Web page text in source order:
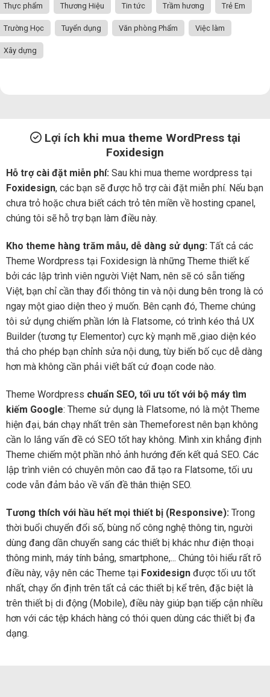
Thực phẩm Thương Hiệu Tin tức Trầm hương Trẻ Em
Trường Học Tuyển dụng Văn phòng Phẩm Việc làm
Xây dựng
Lợi ích khi mua theme WordPress tại
Foxidesign
Hỗ trợ cài đặt miễn phí: Sau khi mua theme wordpress tại
Foxidesign, các bạn sẽ được hỗ trợ cài đặt miễn phí. Nếu bạn
chưa trỏ hoặc chưa biết cách trỏ tên miền về hosting cpanel,
chúng tôi sẽ hỗ trợ bạn làm điều này.
Kho theme hàng trăm mẫu, dễ dàng sử dụng: Tất cả các
Theme Wordpress tại Foxidesign là những Theme thiết kế
bởi các lập trình viên người Việt Nam, nên sẽ có sẵn tiếng
Việt, bạn chỉ cần thay đổi thông tin và nội dung bên trong là có
ngay một giao diện theo ý muốn. Bên cạnh đó, Theme chúng
tôi sử dụng chiếm phần lớn là Flatsome, có trình kéo thả UX
Builder (tương tự Elementor) cực kỳ mạnh mẽ ,giao diện kéo
thả cho phép bạn chỉnh sửa nội dung, tùy biến bố cục dễ dàng
hơn mà không cần phải viết bất cứ đoạn code nào.
Theme Wordpress chuẩn SEO, tối ưu tốt với bộ máy tìm
kiếm Google: Theme sử dụng là Flatsome, nó là một Theme
hiện đại, bán chạy nhất trên sàn Themeforest nên bạn không
cần lo lắng vấn đề có SEO tốt hay không. Mình xin khẳng định
Theme chiếm một phần nhỏ ảnh hướng đến kết quả SEO. Các
lập trình viên có chuyên môn cao đã tạo ra Flatsome, tối ưu
code vẫn đảm bảo về vấn đề thân thiện SEO.
Tương thích với hầu hết mọi thiết bị (Responsive): Trong
thời buổi chuyển đổi số, bùng nổ công nghệ thông tin, người
dùng đang dần chuyển sang các thiết bị khác như điện thoại
thông minh, máy tính bảng, smartphone,... Chúng tôi hiểu rất rõ
điều này, vậy nên các Theme tại Foxidesign được tối ưu tốt
nhất, chạy ổn định trên tất cả các thiết bị kể trên, đặc biệt là
trên thiết bị di động (Mobile), điều này giúp bạn tiếp cận nhiều
hơn với các tệp khách hàng có thói quen dùng các thiết bị đa
dạng.